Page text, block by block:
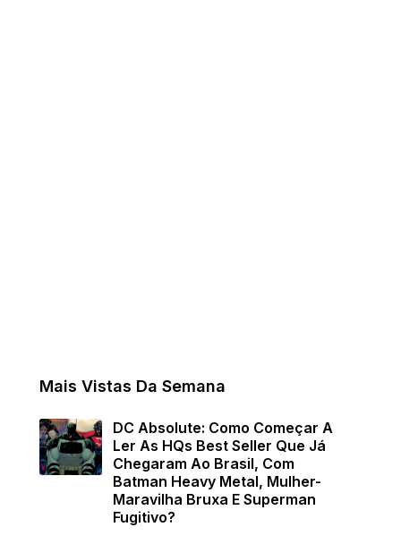
Mais Vistas Da Semana
DC Absolute: Como Começar A
Ler As HQs Best Seller Que Já
Chegaram Ao Brasil, Com
Batman Heavy Metal, Mulher-
Maravilha Bruxa E Superman
Fugitivo?